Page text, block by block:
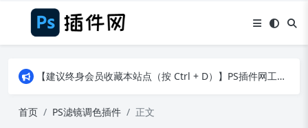
【建议终身会员收藏本站点（按 Ctrl + D）】PS插件网工作日8：30准时更新！（特殊原因除外）
【建议终身会员收藏本站点（按 Ctrl + D）】PS插件网工作日8：30准时更新！（特殊原因除外）
首页 PS滤镜调色插件 正文